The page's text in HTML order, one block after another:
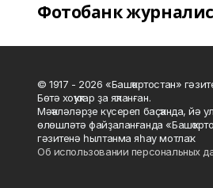
Фотобанк
© 1917 - 2026 «Башҡортостан»
Бөтә хоҡуҡтар ҙа яҡланған.
Мәҡәләләрҙе күсереп баҫҡанда, йә
өлөшләтә файҙаланғанда
гәзитенә һылтанма яһау мотлаҡ.
Об использовании персональных